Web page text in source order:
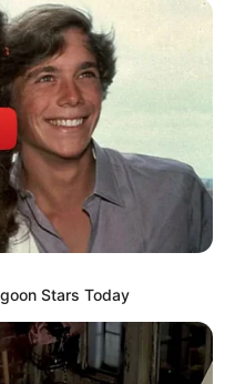
Stars Today